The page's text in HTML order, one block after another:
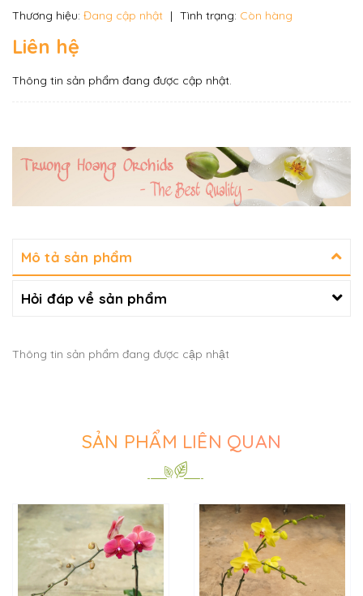
Thương hiệu: Đang cập nhật | Tình trạng: Còn hàng
Liên hệ
Thông tin sản phẩm đang được cập nhật.
Mô tả sản phẩm
Hỏi đáp về sản phẩm
Thông tin sản phẩm đang được cập nhật
SẢN PHẨM LIÊN QUAN